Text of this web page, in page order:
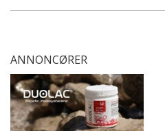
ANNONCØRER